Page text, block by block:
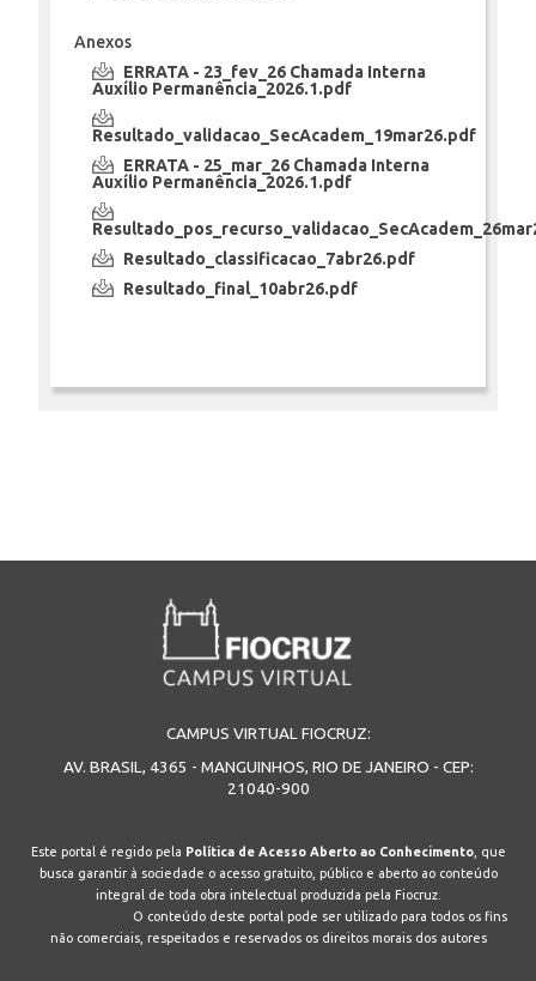
Anexos
ERRATA - 23_fev_26 Chamada Interna
Auxílio Permanência_2026.1.pdf
Resultado_validacao_SecAcadem_19mar26.pdf
ERRATA - 25_mar_26 Chamada Interna
Auxílio Permanência_2026.1.pdf
Resultado_classificacao_7abr26.pdf
Resultado_final_10abr26.pdf
CAMPUS VIRTUAL FIOCRUZ:
AV. BRASIL, 4365 - MANGUINHOS, RIO DE JANEIRO - CEP:
21040-900
Este portal é regido pela Política de Acesso Aberto ao Conhecimento, que
busca garantir à sociedade o acesso gratuito, público e aberto ao conteúdo
integral de toda obra intelectual produzida pela Fiocruz.
O conteúdo deste portal pode ser utilizado para todos os fins
não comerciais, respeitados e reservados os direitos morais dos autores